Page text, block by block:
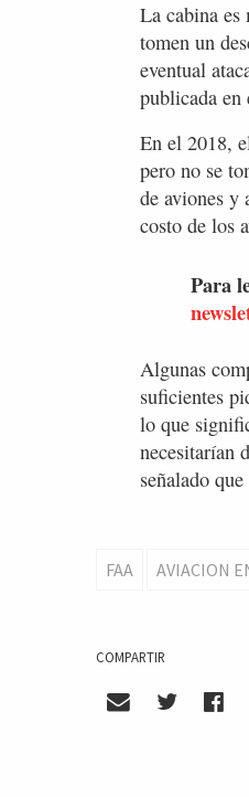
La cabina es
tomen un
eventual
publicada en
En el 2018,
pero no se
de aviones y
costo de los
Para
Algunas
suficientes
lo que
necesitarían
señalado
FAA AVIACION
COMPARTIR